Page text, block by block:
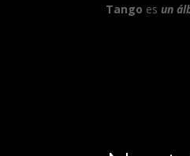
Tango es un